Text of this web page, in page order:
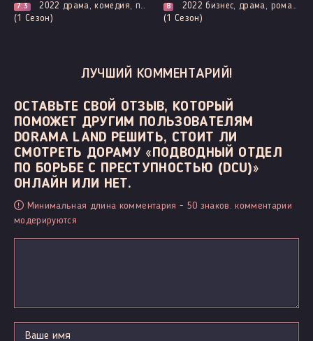
7.3 2022 драма, комедия, повседневность, романтика
(1 Сезон)
8 2022 бизнес, драма, романтика
(1 Сезон)
ЛУЧШИЙ КОММЕНТАРИЙ!
ОСТАВЬТЕ СВОЙ ОТЗЫВ, КОТОРЫЙ
ПОМОЖЕТ ДРУГИМ ПОЛЬЗОВАТЕЛЯМ
DORAMA LAND РЕШИТЬ, СТОИТ ЛИ
СМОТРЕТЬ ДОРАМУ «ПОДВОДНЫЙ ОТДЕЛ
ПО БОРЬБЕ С ПРЕСТУПНОСТЬЮ (DCU)»
ОНЛАЙН ИЛИ НЕТ.
Минимальная длина комментария - 50 знаков. комментарии
модерируются